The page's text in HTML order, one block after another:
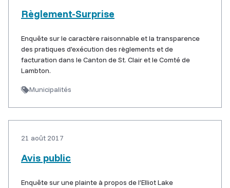
Règlement-Surprise
Enquête sur le caractère raisonnable et la transparence
des pratiques d'exécution des règlements et de
facturation dans le Canton de St. Clair et le Comté de
Lambton.
Municipalités
21 août 2017
Avis public
Enquête sur une plainte à propos de l’Elliot Lake